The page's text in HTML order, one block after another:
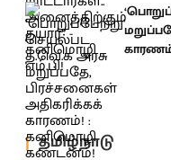
தமிழ்நாடு